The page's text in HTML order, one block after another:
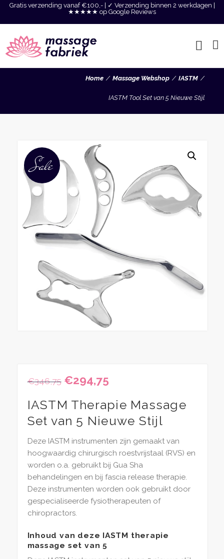
Gratis verzending vanaf €100,- | ✓ Verzending binnen 2 werkdagen |
★★★★★ op Google Reviews
Home Massage Webshop IASTM
IASTM Tool Set van 5 Nieuwe Stijl
Sale
€346,75 Oorspronkelijke
was:
€346,75.
€294,75Huidige
is:
€294,75.
IASTM Therapie Massage
Set van 5 Nieuwe Stijl
Deze IASTM instrumenten zijn gemaakt van
hoogwaardig chirurgisch roestvrijstaal (RVS) en
worden o.a. gebruikt bij Gua Sha
behandelingen en bij fascia release therapie.
Deze instrumenten worden ook gebruikt door
gespecialiseerde fysiotherapeuten of
chiropractors.
Inhoud van deze IASTM therapie
massage set van 5